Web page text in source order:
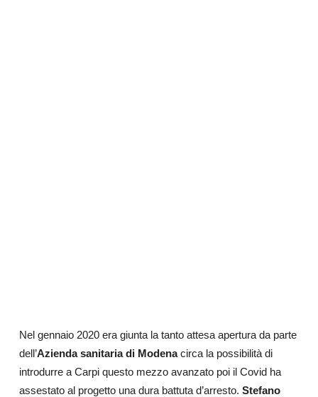
Nel gennaio 2020 era giunta la tanto attesa apertura da parte
dell’Azienda sanitaria di Modenacirca la possibilità di
introdurre a Carpi questo mezzo avanzato poi il Covid ha
assestato al progetto una dura battuta d’arresto. Stefano